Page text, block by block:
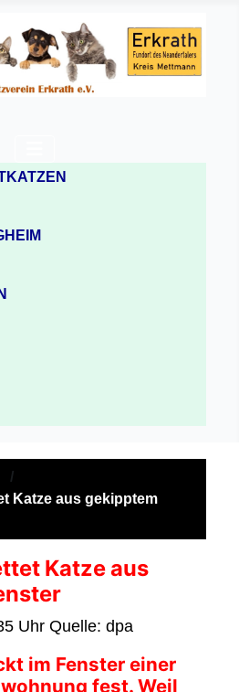
Katze aus gekipptem
Katze aus
Uhr Quelle: dpa
im Fenster einer
fest. Weil